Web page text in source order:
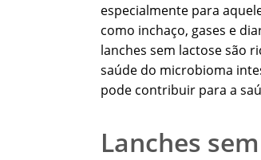
especialmente para
como inchaço, gases e
lanches sem lactose são
saúde do microbioma
pode contribuir para a
Lanches